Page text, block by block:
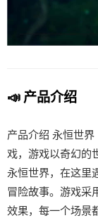
📣 产品介绍
产品介绍 永恒世
戏，游戏以奇幻的
永恒世界，在这里
冒险故事。游戏采
效果，每一个场景